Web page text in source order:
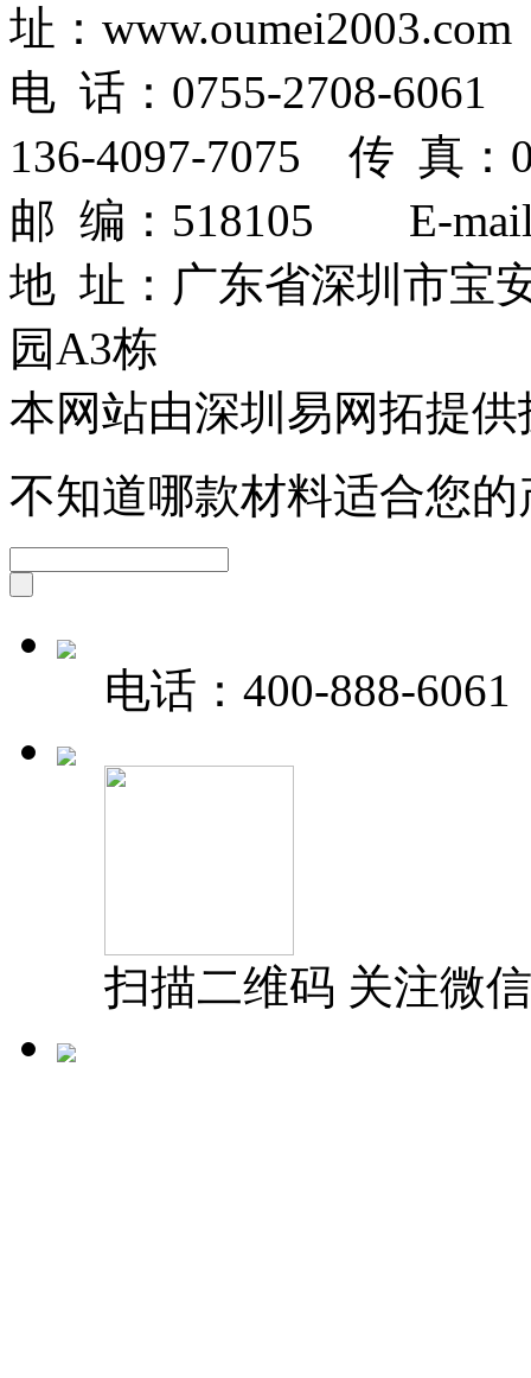
址：www.oumei2003.com
电 话：0755-2708-
136-4097-7075 传 真：
邮 编：518105 E-mail
地 址：广东省深圳市宝
园A3栋
本网站由深圳易网拓提
不知道哪款材料适合您
电话： 400-888-6061
扫描二维码 关注微信